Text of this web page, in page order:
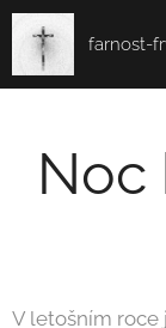
farnost-
Noc
V letošním roce